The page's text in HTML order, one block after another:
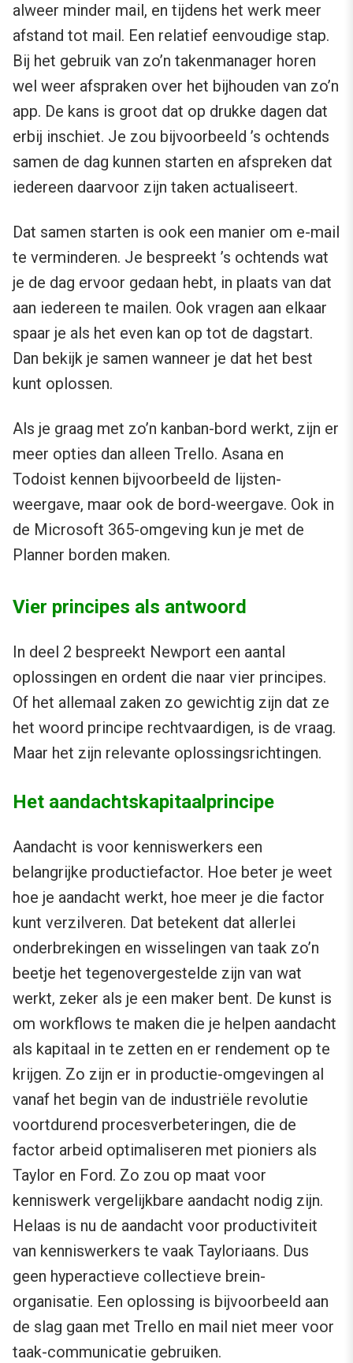
alweer minder mail, en tijdens het werk meer
afstand tot mail. Een relatief eenvoudige stap.
Bij het gebruik van zo’n takenmanager horen
wel weer afspraken over het bijhouden van zo’n
app. De kans is groot dat op drukke dagen dat
erbij inschiet. Je zou bijvoorbeeld ’s ochtends
samen de dag kunnen starten en afspreken dat
iedereen daarvoor zijn taken actualiseert.
Dat samen starten is ook een manier om e-mail
te verminderen. Je bespreekt ’s ochtends wat
je de dag ervoor gedaan hebt, in plaats van dat
aan iedereen te mailen. Ook vragen aan elkaar
spaar je als het even kan op tot de dagstart.
Dan bekijk je samen wanneer je dat het best
kunt oplossen.
Als je graag met zo’n kanban-bord werkt, zijn er
meer opties dan alleen Trello. Asana en
Todoist kennen bijvoorbeeld de lijsten-
weergave, maar ook de bord-weergave. Ook in
de Microsoft 365-omgeving kun je met de
Planner borden maken.
Vier principes als antwoord
In deel 2 bespreekt Newport een aantal
oplossingen en ordent die naar vier principes.
Of het allemaal zaken zo gewichtig zijn dat ze
het woord principe rechtvaardigen, is de vraag.
Maar het zijn relevante oplossingsrichtingen.
Het aandachtskapitaalprincipe
Aandacht is voor kenniswerkers een
belangrijke productiefactor. Hoe beter je weet
hoe je aandacht werkt, hoe meer je die factor
kunt verzilveren. Dat betekent dat allerlei
onderbrekingen en wisselingen van taak zo’n
beetje het tegenovergestelde zijn van wat
werkt, zeker als je een maker bent. De kunst is
om workflows te maken die je helpen aandacht
als kapitaal in te zetten en er rendement op te
krijgen. Zo zijn er in productie-omgevingen al
vanaf het begin van de industriële revolutie
voortdurend procesverbeteringen, die de
factor arbeid optimaliseren met pioniers als
Taylor en Ford. Zo zou op maat voor
kenniswerk vergelijkbare aandacht nodig zijn.
Helaas is nu de aandacht voor productiviteit
van kenniswerkers te vaak Tayloriaans. Dus
geen hyperactieve collectieve brein-
organisatie. Een oplossing is bijvoorbeeld aan
de slag gaan met Trello en mail niet meer voor
taak-communicatie gebruiken.